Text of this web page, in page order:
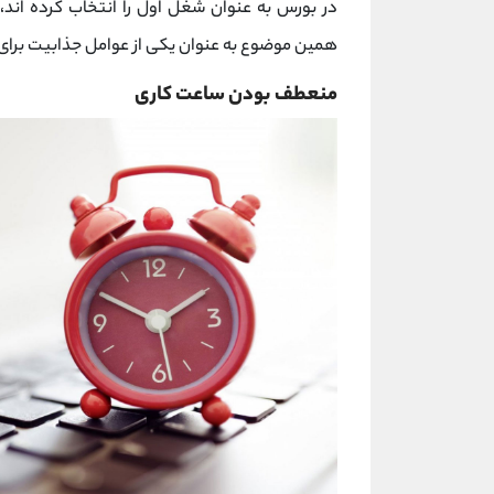
در بورس به عنوان شغل اول را انتخاب کرده
همین موضوع به عنوان یکی از عوامل جذابیت برای
منعطف بودن ساعت کاری